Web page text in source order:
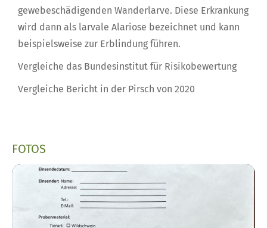
gewebeschädigenden Wanderlarve. Diese Erkrankung
wird dann als larvale Alariose bezeichnet und kann
beispielsweise zur Erblindung führen.
Vergleiche das Bundesinstitut für Risikobewertung
Vergleiche Bericht in der Pirsch von 2020
FOTOS